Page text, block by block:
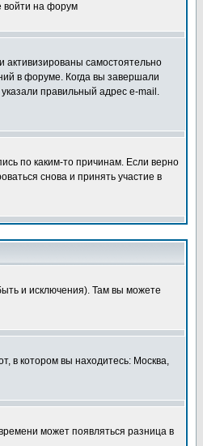
войти на форум
активизированы самостоятельно
в форуме. Когда вы завершали
правильный адрес e-mail.
по каким-то причинам. Если верно
снова и принять участие в
и исключения). Там вы можете
в котором вы находитесь: Москва,
может появляться разница в